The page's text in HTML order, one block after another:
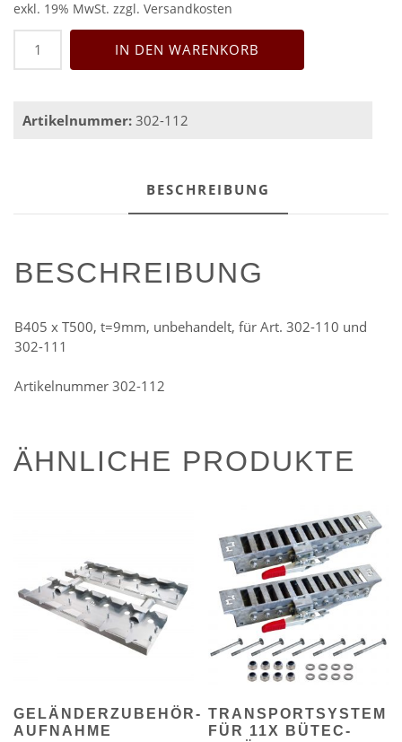
exkl. 19% MwSt. zzgl. Versandkosten
Holzplatte
Birkenmultiplex
Menge
IN DEN WARENKORB
Artikelnummer: 302-112
BESCHREIBUNG
BESCHREIBUNG
B405 x T500, t=9mm, unbehandelt, für Art. 302-110 und
302-111
Artikelnummer 302-112
ÄHNLICHE PRODUKTE
GELÄNDERZUBEHÖR-
AUFNAHME
TRANSPORTSYSTEM
FÜR 11X BÜTEC-